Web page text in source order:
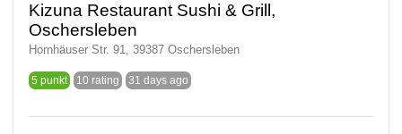
Kizuna Restaurant Sushi & Grill,
Oschersleben
Hornhäuser Str. 91, 39387 Oschersleben
5 punkt 10 rating 31 days ago